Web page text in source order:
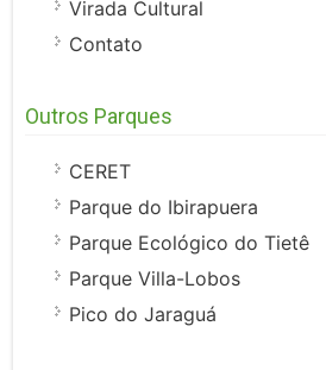
Virada Cultural
Contato
Outros Parques
CERET
Parque do Ibirapuera
Parque Ecológico do Tietê
Parque Villa-Lobos
Pico do Jaraguá